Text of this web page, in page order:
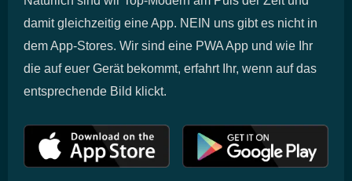
damit gleichzeitig eine App. NEIN uns gibt es nicht in
dem App-Stores. Wir sind eine PWA App und wie Ihr
die auf euer Gerät bekommt, erfahrt Ihr, wenn auf das
entsprechende Bild klickt.